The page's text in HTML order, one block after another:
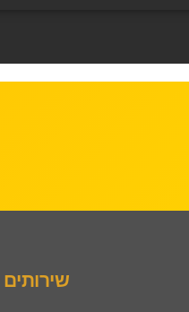
שירותים